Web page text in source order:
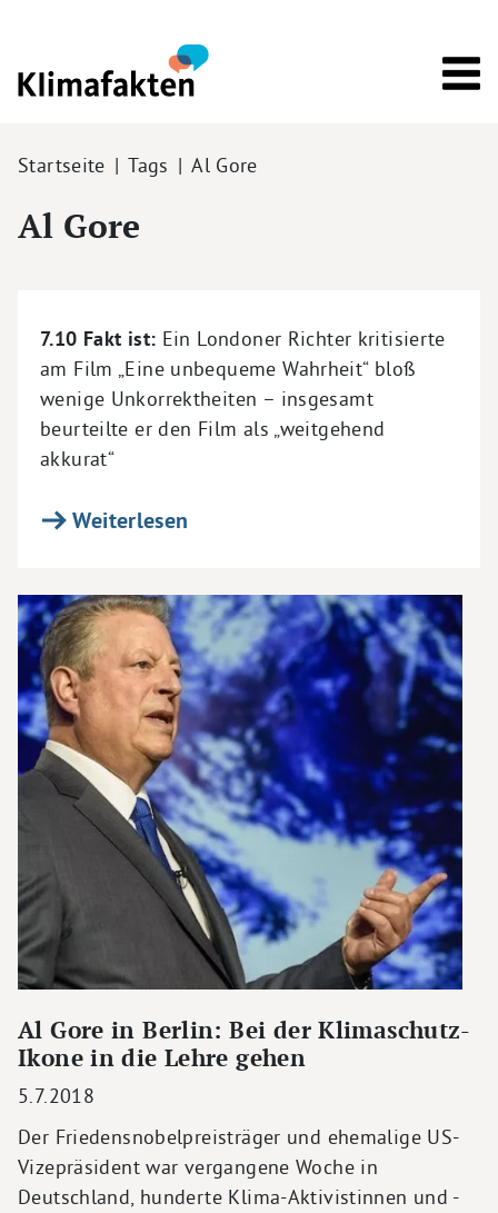
Pfadnavigation
Startseite Tags Al Gore
Al Gore
7.10 Fakt ist: Ein Londoner Richter kritisierte
am Film „Eine unbequeme Wahrheit“ bloß
wenige Unkorrektheiten – insgesamt
beurteilte er den Film als „weitgehend
akkurat“
Weiterlesen
Al Gore in Berlin: Bei der Klimaschutz-
Ikone in die Lehre gehen
5.7.2018
Der Friedensnobelpreisträger und ehemalige US-
Vizepräsident war vergangene Woche in
Deutschland, hunderte Klima-Aktivistinnen und -